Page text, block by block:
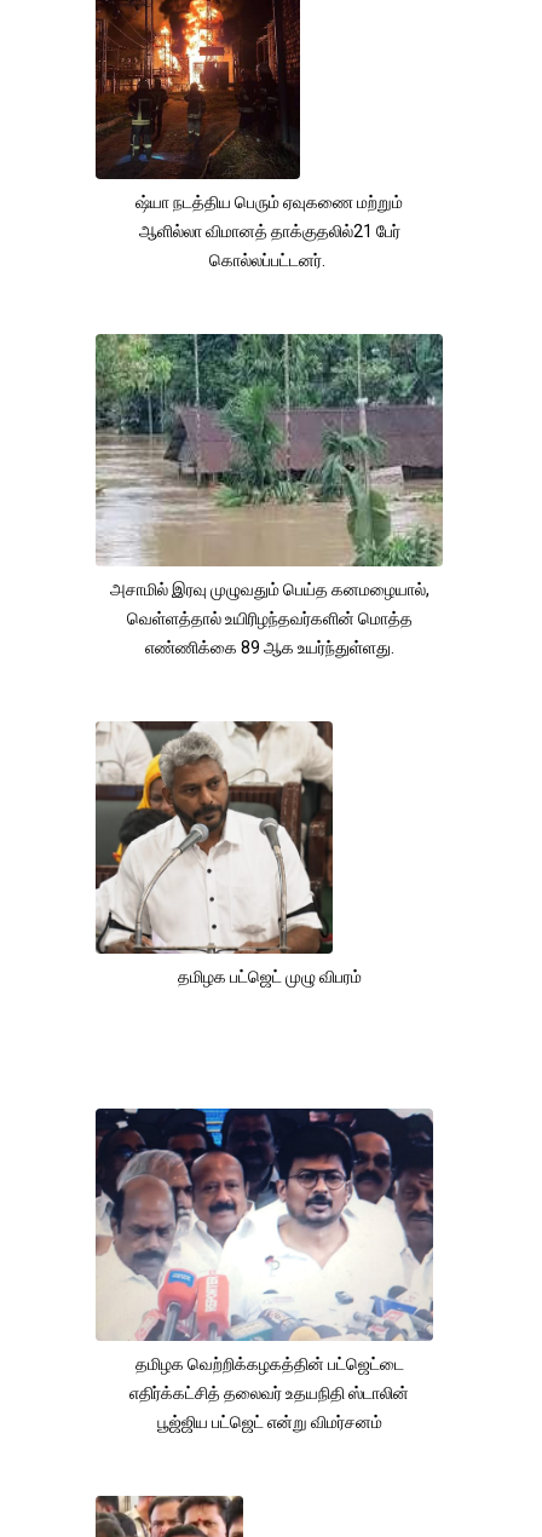
ஷ்யா நடத்திய பெரும் ஏவுகணை மற்றும்
ஆளில்லா விமானத் தாக்குதலில்21 பேர்
கொல்லப்பட்டனர்.
அசாமில் இரவு முழுவதும் பெய்த கனமழையால்,
வெள்ளத்தால் உயிரிழந்தவர்களின் மொத்த
எண்ணிக்கை 89 ஆக உயர்ந்துள்ளது.
தமிழக பட்ஜெட் முழு விபரம்
தமிழக வெற்றிக்கழகத்தின் பட்ஜெட்டை
எதிர்க்கட்சித் தலைவர் உதயநிதி ஸ்டாலின்
பூஜ்ஜிய பட்ஜெட் என்று விமர்சனம்